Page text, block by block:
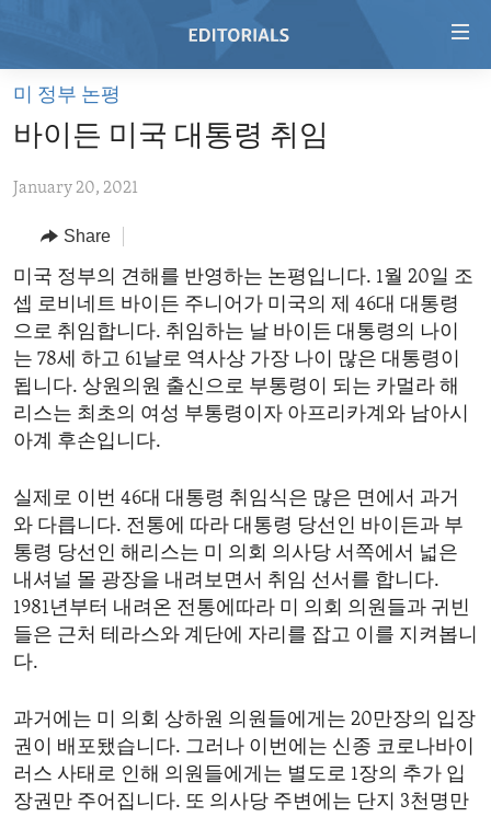
Skip
main
Skip
Navigation
Skip
to
Search
HOME
VIDEO
RADIO
REGIONS
AFRICA
AMERICAS
ASIA
EUROPE
MIDDLE EAST
TOPICS
HUMAN RIGHTS
SECURITY AND DEFENSE
AID AND DEVELOPMENT
DEMOCRACY AND GOVERNANCE
ENVIRONMENT AND HEALTH
IDEALS AND INSTITUTIONS
ARCHIVE
ABOUT US
FOLLOW US
미 정부 논평
바이든 미국 대통령 취임
January 20, 2021
Share
미국 정부의 견해를 반영하는 논평입니다. 1월 20일 조
셉 로비네트 바이든 주니어가 미국의 제 46대 대통령
으로 취임합니다. 취임하는 날 바이든 대통령의 나이
는 78세 하고 61날로 역사상 가장 나이 많은 대통령이
됩니다. 상원의원 출신으로 부통령이 되는 카멀라 해
리스는 최초의 여성 부통령이자 아프리카계와 남아시
아계 후손입니다.
실제로 이번 46대 대통령 취임식은 많은 면에서 과거
와 다릅니다. 전통에 따라 대통령 당선인 바이든과 부
통령 당선인 해리스는 미 의회 의사당 서쪽에서 넓은
내셔널 몰 광장을 내려보면서 취임 선서를 합니다.
1981년부터 내려온 전통에따라 미 의회 의원들과 귀빈
들은 근처 테라스와 계단에 자리를 잡고 이를 지켜봅니
다.
과거에는 미 의회 상하원 의원들에게는 20만장의 입장
권이 배포됐습니다. 그러나 이번에는 신종 코로나바이
러스 사태로 인해 의원들에게는 별도로 1장의 추가 입
장권만 주어집니다. 또 의사당 주변에는 단지 3천명만